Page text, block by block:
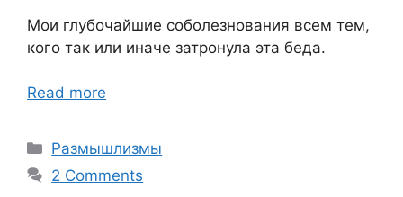
Мои глубочайшие соболезнования всем тем,
кого так или иначе затронула эта беда.
Read more
Categories
Размышлизмы
2 Comments